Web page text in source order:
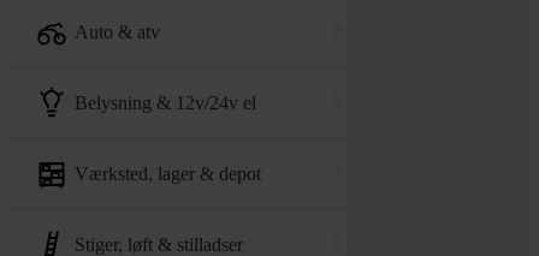
auto & atv
belysning & 12v/24v el
værksted, lager & depot
stiger, løft & stilladser